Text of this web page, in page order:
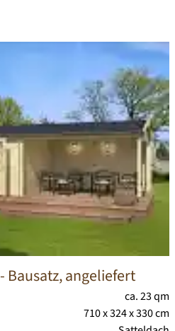
- Bausatz, angeliefert
ca. 23 qm
710 x 324 x 330 cm